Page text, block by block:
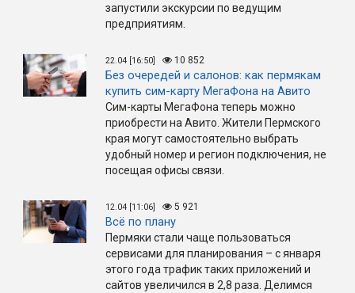
запустили экскурсии по ведущим
предприятиям.
22.04 [16:50] 10 852
Без очередей и салонов: как пермякам
купить сим-карту МегаФона на Авито
Сим-карты МегаФона теперь можно
приобрести на Авито. Жители Пермского
края могут самостоятельно выбрать
удобный номер и регион подключения, не
посещая офисы связи.
12.04 [11:06] 5 921
Всё по плану
Пермяки стали чаще пользоваться
сервисами для планирования – с января
этого года трафик таких приложений и
сайтов увеличился в 2,8 раза. Делимся